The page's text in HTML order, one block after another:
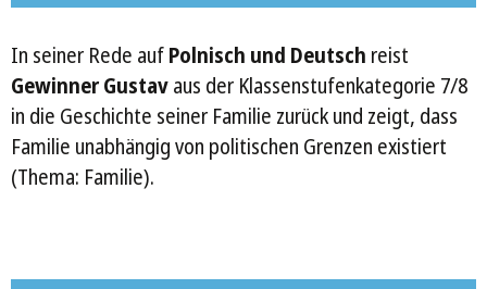
In seiner Rede aufPolnisch und Deutsch reist
Gewinner Gustavaus der Klassenstufenkategorie 7/8
in die Geschichte seiner Familie zurück und zeigt, dass
Familie unabhängig von politischen Grenzen existiert
(Thema: Familie).